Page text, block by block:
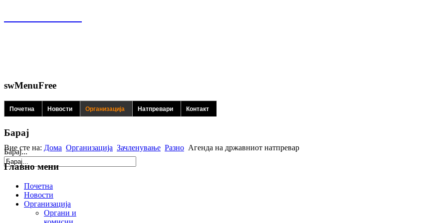
swMenuFree
Почетна Новости Организација Натпревари Контакт
Барај
Барај...
Вие сте на: Дома Организација Зачленување Разно Агенда на државниот натпревар
Главно мени
Почетна
Новости
Организација
Органи и